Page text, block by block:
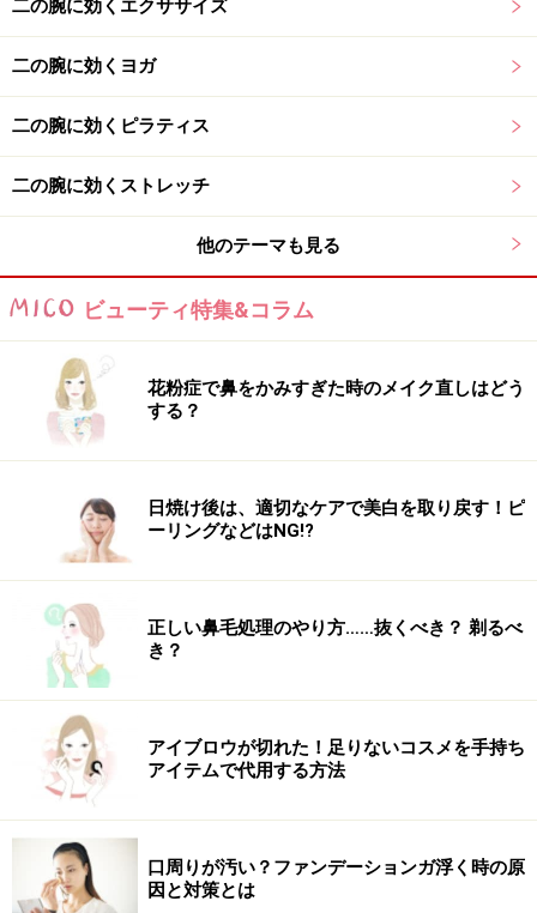
2.肘を落とさないように外に向け、肩を引いたまま両腕
で大きなボールを抱えるように上体の前に出します。
3.肩の位置は変えないまま、両腕を耳の脇まで上げま
す。両肘とも外向きにし、肩が上がったり、頭が前に出
ないように注意しましょう。
4.肘を落とさないように両腕を肩のラインの延長線上に
開きます。肘は後ろ向きにし、二の腕の下の部分を意識
しましょう。1～4までの動きを数回、ゆっくりとしたペ
ースで繰り返します。
1.右腕を上体の前に出し、左腕はサイドに広げます。右
腕と左腕は90℃の角度を保ち、左右の指先を遠くに引っ
張られるようにイメージします。
二の腕に効くエクササイズ
二の腕に効くヨガ
二の腕に効くピラティス
二の腕に効くストレッチ
他のテーマも見る
ビューティ特集&コラム
花粉症で鼻をかみすぎた時のメイク直しはどう
する？
日焼け後は、適切なケアで美白を取り戻す！ピ
ーリングなどはNG!?
正しい鼻毛処理のやり方……抜くべき？ 剃るべ
き？
アイブロウが切れた！足りないコスメを手持ち
アイテムで代用する方法
口周りが汚い？ファンデーションガ浮く時の原
因と対策とは